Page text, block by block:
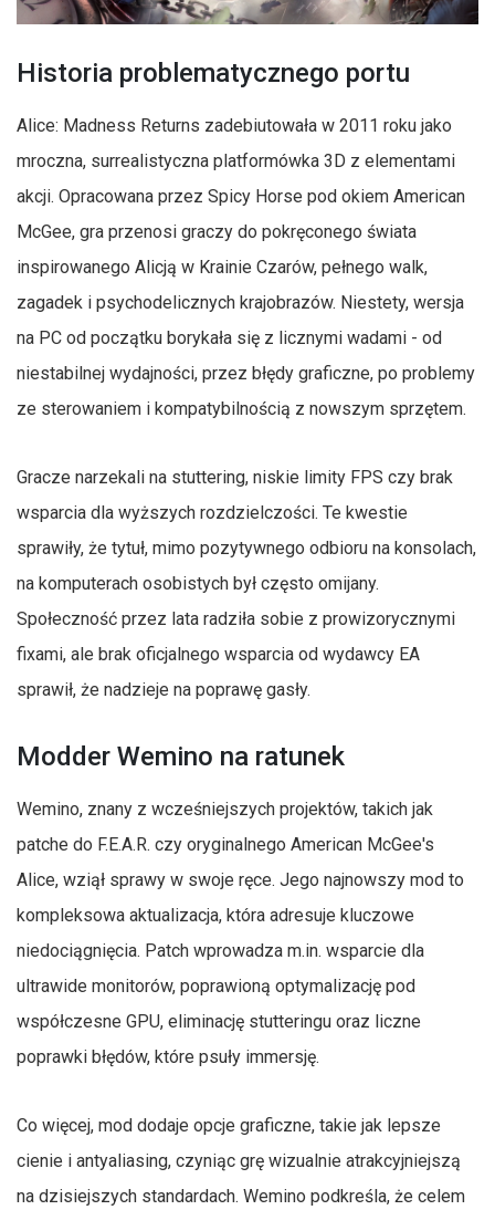
Historia problematycznego portu
Alice: Madness Returns zadebiutowała w 2011 roku jako
mroczna, surrealistyczna platformówka 3D z elementami
akcji. Opracowana przez Spicy Horse pod okiem American
McGee, gra przenosi graczy do pokręconego świata
inspirowanego Alicją w Krainie Czarów, pełnego walk,
zagadek i psychodelicznych krajobrazów. Niestety, wersja
na PC od początku borykała się z licznymi wadami - od
niestabilnej wydajności, przez błędy graficzne, po problemy
ze sterowaniem i kompatybilnością z nowszym sprzętem.
Gracze narzekali na stuttering, niskie limity FPS czy brak
wsparcia dla wyższych rozdzielczości. Te kwestie
sprawiły, że tytuł, mimo pozytywnego odbioru na konsolach,
na komputerach osobistych był często omijany.
Społeczność przez lata radziła sobie z prowizorycznymi
fixami, ale brak oficjalnego wsparcia od wydawcy EA
sprawił, że nadzieje na poprawę gasły.
Modder Wemino na ratunek
Wemino, znany z wcześniejszych projektów, takich jak
patche do F.E.A.R. czy oryginalnego American McGee's
Alice, wziął sprawy w swoje ręce. Jego najnowszy mod to
kompleksowa aktualizacja, która adresuje kluczowe
niedociągnięcia. Patch wprowadza m.in. wsparcie dla
ultrawide monitorów, poprawioną optymalizację pod
współczesne GPU, eliminację stutteringu oraz liczne
poprawki błędów, które psuły immersję.
Co więcej, mod dodaje opcje graficzne, takie jak lepsze
cienie i antyaliasing, czyniąc grę wizualnie atrakcyjniejszą
na dzisiejszych standardach. Wemino podkreśla, że celem